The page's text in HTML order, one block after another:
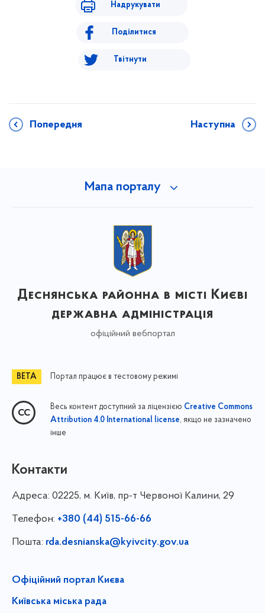
Надрукувати
Поділитися
Твітнути
Попередня Наступна
Мапа порталу
Деснянська районна в місті Києві
державна адміністрація
офіційний вебпортал
Портал працює в тестовому режимі
Весь контент доступний за ліцензією Creative Commons
Attribution 4.0 International license, якщо не зазначено
інше
Контакти
Адреса: 02225, м. Київ, пр-т Червоної Калини, 29
Телефон: +380 (44) 515-66-66
Пошта: rda.desnianska@kyivcity.gov.ua
Офіційний портал Києва
Київська міська рада